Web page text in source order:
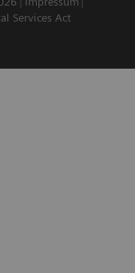
Services Act